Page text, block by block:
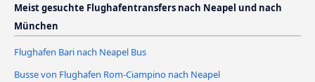
Meist gesuchte Flughafentransfers nach Neapel und nach
München
Flughafen Bari nach Neapel Bus
Busse von Flughafen Rom-Ciampino nach Neapel